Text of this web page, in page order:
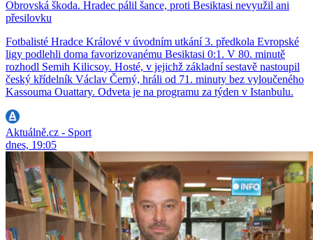
Obrovská škoda. Hradec pálil šance, proti Besiktasi nevyužil ani
přesilovku
Fotbalisté Hradce Králové v úvodním utkání 3. předkola Evropské
ligy podlehli doma favorizovanému Besiktasi 0:1. V 80. minutě
rozhodl Semih Kilicsoy. Hosté, v jejichž základní sestavě nastoupil
český křídelník Václav Černý, hráli od 71. minuty bez vyloučeného
Kassouma Ouattary. Odveta je na programu za týden v Istanbulu.
Aktuálně.cz - Sport
dnes, 19:05